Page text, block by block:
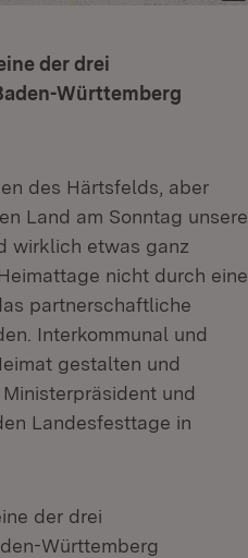
der drei
Württemberg
des Härtsfelds, aber
Land am Sonntag unsere
wirklich etwas ganz
nicht durch eine
partnerschaftliche
Interkommunal und
gestalten und
und
Landesfesttage in
der drei
Württemberg